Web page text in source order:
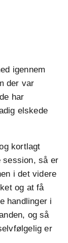
igennem
der var
har
elskede
kortlagt
session, så er
i det videre
og at få
handlinger i
og så
er